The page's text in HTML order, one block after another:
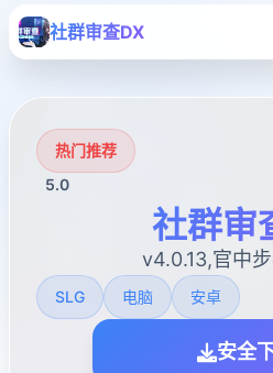
社群审查DX
热门推荐
5.0
社群审
v4.0.13,官中
SLG 电脑 安卓
安全